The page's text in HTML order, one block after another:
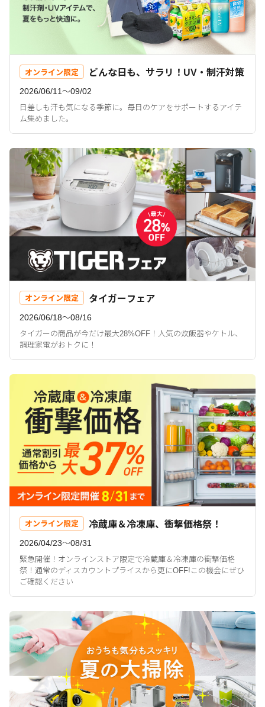
オンライン限定 どんな日も、サラリ！UV・制汗対策
2026/06/11〜09/02
日差しも汗も気になる季節に。毎日のケアをサポートするアイテ
ム集めました。
オンライン限定 タイガーフェア
2026/06/18〜08/16
タイガーの商品が今だけ最大28%OFF！人気の炊飯器やケトル、
調理家電がおトクに！
オンライン限定 冷蔵庫＆冷凍庫、衝撃価格祭！
2026/04/23〜08/31
緊急開催！オンラインストア限定で冷蔵庫＆冷凍庫の衝撃価格
祭！通常のディスカウントプライスから更にOFF!この機会にぜひ
ご確認ください